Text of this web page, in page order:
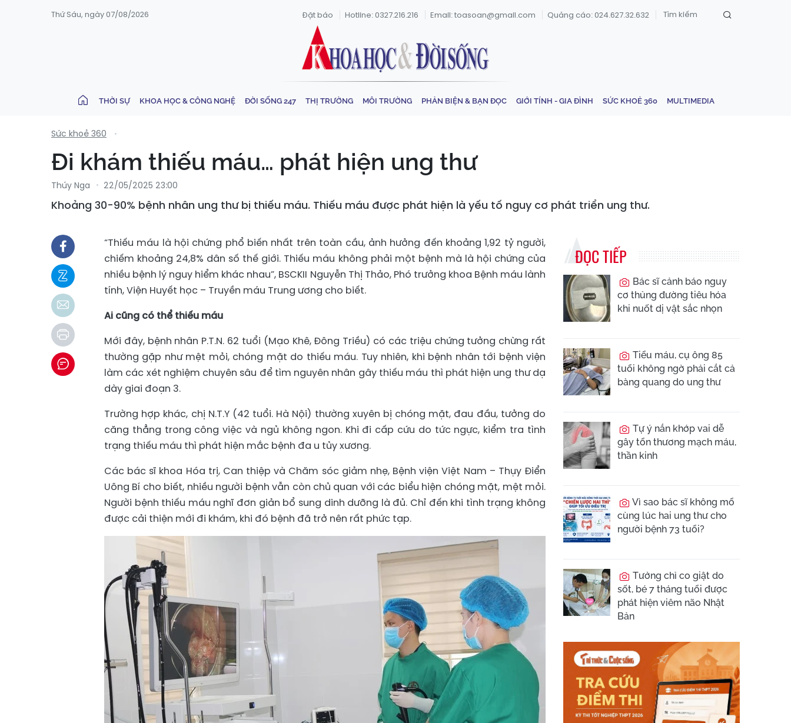
Thứ Sáu, ngày 07/08/2026 Đặt báo Hotline: 0327.216.216 Email: toasoan@gmail.com Quảng cáo: 024.627.32.632
THỜI SỰ KHOA HỌC & CÔNG NGHỆ ĐỜI SỐNG 247 THỊ TRƯỜNG MÔI TRƯỜNG PHẢN BIỆN & BẠN ĐỌC GIỚI TÍNH - GIA ĐÌNH SỨC KHOẺ 360 MULTIMEDIA
Sức khoẻ 360
Đi khám thiếu máu… phát hiện ung thư
Thúy Nga 22/05/2025 23:00
Khoảng 30-90% bệnh nhân ung thư bị thiếu máu. Thiếu máu được phát hiện là yếu tố nguy cơ phát triển ung thư.
“Thiếu máu là hội chứng phổ biến nhất trên toàn cầu, ảnh hưởng đến khoảng 1,92 tỷ người,
chiếm khoảng 24,8% dân số thế giới. Thiếu máu không phải một bệnh mà là hội chứng của
nhiều bệnh lý nguy hiểm khác nhau”, BSCKII Nguyễn Thị Thảo, Phó trưởng khoa Bệnh máu lành
tính, Viện Huyết học – Truyền máu Trung ương cho biết.
Ai cũng có thể thiếu máu
Mới đây, bệnh nhân P.T.N. 62 tuổi (Mạo Khê, Đông Triều) có các triệu chứng tưởng chừng rất
thường gặp như mệt mỏi, chóng mặt do thiếu máu. Tuy nhiên, khi bệnh nhân tới bệnh viện
làm các xét nghiệm chuyên sâu để tìm nguyên nhân gây thiếu máu thì phát hiện ung thư dạ
dày giai đoạn 3.
Trường hợp khác, chị N.T.Y (42 tuổi. Hà Nội) thường xuyên bị chóng mặt, đau đầu, tưởng do
căng thẳng trong công việc và ngủ không ngon. Khi đi cấp cứu do tức ngực, kiểm tra tình
trạng thiếu máu thì phát hiện mắc bệnh đa u tủy xương.
Các bác sĩ khoa Hóa trị, Can thiệp và Chăm sóc giảm nhẹ, Bệnh viện Việt Nam – Thụy Điển
Uông Bí cho biết, nhiều người bệnh vẫn còn chủ quan với các biểu hiện chóng mặt, mệt mỏi.
Người bệnh thiếu máu nghĩ đơn giản bổ sung dinh dưỡng là đủ. Chỉ đến khi tình trạng không
được cải thiện mới đi khám, khi đó bệnh đã trở nên rất phức tạp.
ĐỌC TIẾP
Bác sĩ cảnh báo nguy
cơ thủng đường tiêu hóa
khi nuốt dị vật sắc nhọn
Tiểu máu, cụ ông 85
tuổi không ngờ phải cắt cả
bàng quang do ung thư
Tự ý nắn khớp vai dễ
gây tổn thương mạch máu,
thần kinh
Vì sao bác sĩ không mổ
cùng lúc hai ung thư cho
người bệnh 73 tuổi?
Tưởng chỉ co giật do
sốt, bé 7 tháng tuổi được
phát hiện viêm não Nhật
Bản